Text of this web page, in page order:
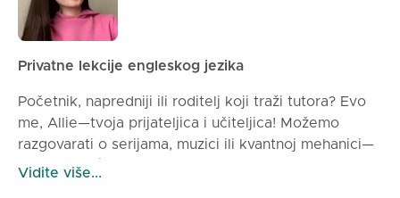
Privatne lekcije engleskog jezika
Početnik, napredniji ili roditelj koji traži tutora? Evo
me, Allie—tvoja prijateljica i učiteljica! Možemo
razgovarati o serijama, muzici ili kvantnoj mehanici—
kako želiš 👍! Ja sam entuzijastična i kreativna
Vidite više...